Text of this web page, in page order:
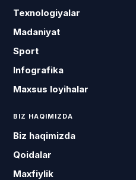
Texnologiyalar
Madaniyat
Sport
Infografika
Maxsus loyihalar
BIZ HAQIMIZDA
Biz haqimizda
Qoidalar
Maxfiylik